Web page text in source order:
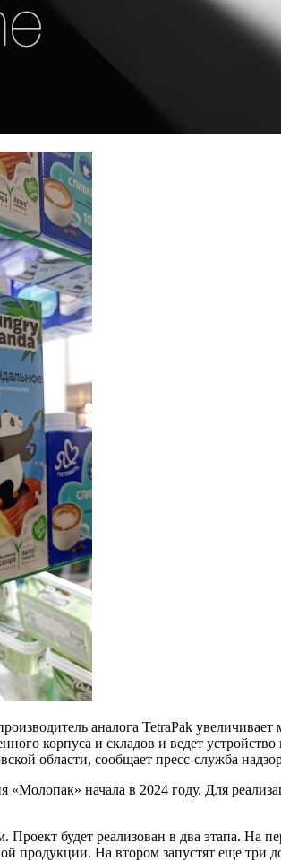
аналога TetraPak
корпуса и складов и ведет
области, сообщает пресс-служба
«Молопак» начала в 2024 году. Для
будет реализован в два этапа. На
продукции. На втором запустят еще три